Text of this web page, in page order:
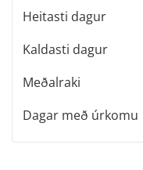
Heitasti dagur
Kaldasti dagur
Meðalraki
Dagar með úrkomu